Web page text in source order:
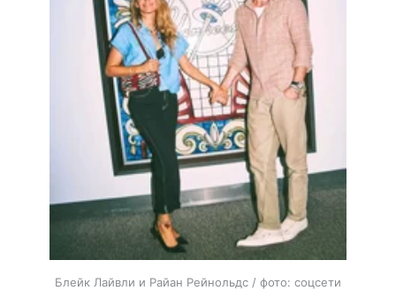
Блейк Лайвли и Райан Рейнольдс / фото: соцсети